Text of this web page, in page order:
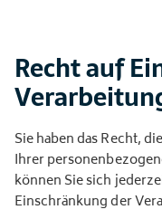
Recht auf
Sie haben das Recht,
Ihrer
können Sie sich
Einschränkung der